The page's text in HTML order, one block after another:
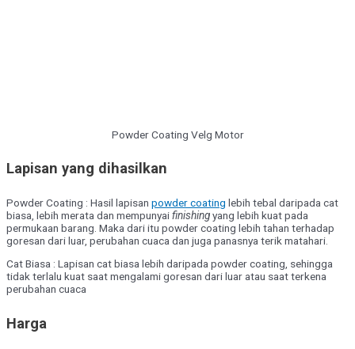
Powder Coating Velg Motor
Lapisan yang dihasilkan
Powder Coating : Hasil lapisan powder coating lebih tebal daripada cat
biasa, lebih merata dan mempunyaifinishingyang lebih kuat pada
permukaan barang. Maka dari itu powder coating lebih tahan terhadap
goresan dari luar, perubahan cuaca dan juga panasnya terik matahari.
Cat Biasa : Lapisan cat biasa lebih daripada powder coating, sehingga
tidak terlalu kuat saat mengalami goresan dari luar atau saat terkena
perubahan cuaca
Harga